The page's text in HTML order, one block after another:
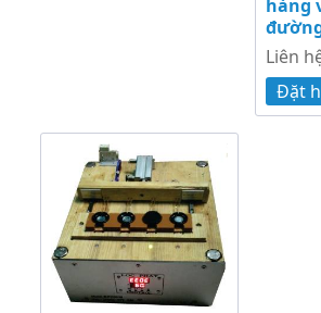
hàng
Liên
Đặt